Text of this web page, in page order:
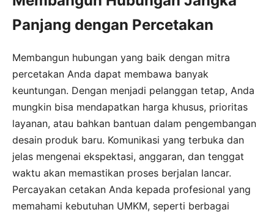
Panjang dengan Percetakan
Membangun hubungan yang baik dengan mitra
percetakan Anda dapat membawa banyak
keuntungan. Dengan menjadi pelanggan tetap, Anda
mungkin bisa mendapatkan harga khusus, prioritas
layanan, atau bahkan bantuan dalam pengembangan
desain produk baru. Komunikasi yang terbuka dan
jelas mengenai ekspektasi, anggaran, dan tenggat
waktu akan memastikan proses berjalan lancar.
Percayakan cetakan Anda kepada profesional yang
memahami kebutuhan UMKM, seperti berbagai